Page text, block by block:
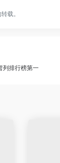
载。
列排行榜第一